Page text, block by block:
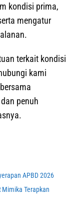
kondisi prima,
mengatur
terkait kondisi
kami
penuh
APBD 2026
Mimika Terapkan